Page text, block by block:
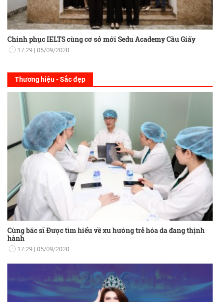
Chinh phục IELTS cùng cơ sở mới Sedu Academy Cầu Giấy
17:29 05/09/2020
Thương hiệu - Sắc đẹp
Cùng bác sĩ Được tìm hiểu về xu hướng trẻ hóa da đang thịnh
hành
17:29 05/09/2020